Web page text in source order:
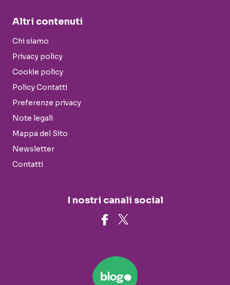
Altri contenuti
Chi siamo
Privacy policy
Cookie policy
Policy Contatti
Preferenze privacy
Note legali
Mappa del Sito
Newsletter
Contatti
I nostri canali social